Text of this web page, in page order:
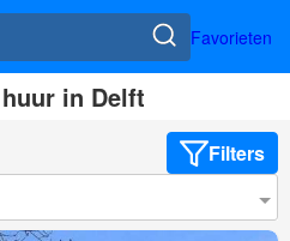
Favorieten
in Delft
Filters